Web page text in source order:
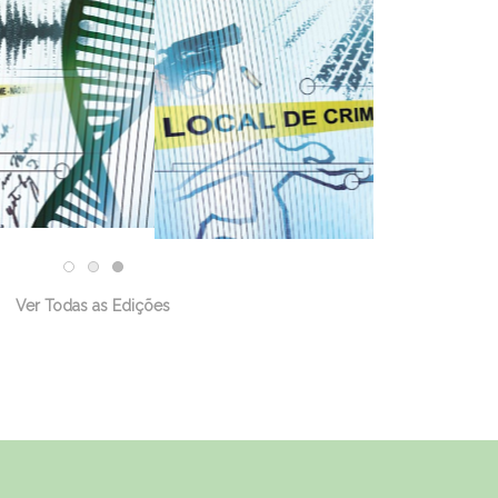
Ver Todas as Edições